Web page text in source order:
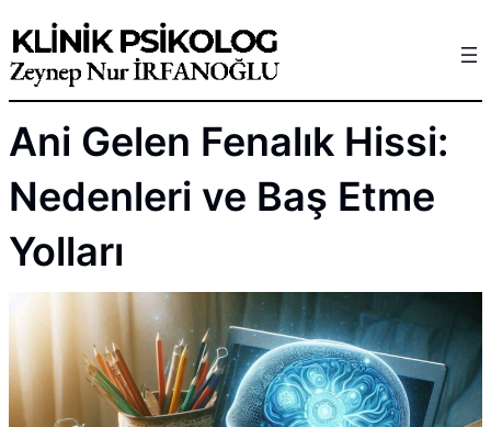
to
content
Ani Gelen Fenalık Hissi:
Nedenleri ve Baş Etme
Yolları